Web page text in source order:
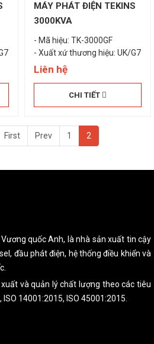
MÁY PHÁT ĐIỆN TEKINS
3000KVA
- Mã hiệu: TK-3000GF
- Xuất xứ thương hiệu: UK/G7
Liên hệ
CHI TIẾT
First Prev 1 2
quốc Anh, là nhà sản xuất tin cậy
đầu phát điện, hệ thống điều khiển và
và quản lý chất lượng theo các tiêu
14001:2015, ISO 45001:2015.